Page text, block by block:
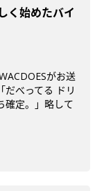
く始めたバイ
がお送
だべってる ドリ
確定。」略して